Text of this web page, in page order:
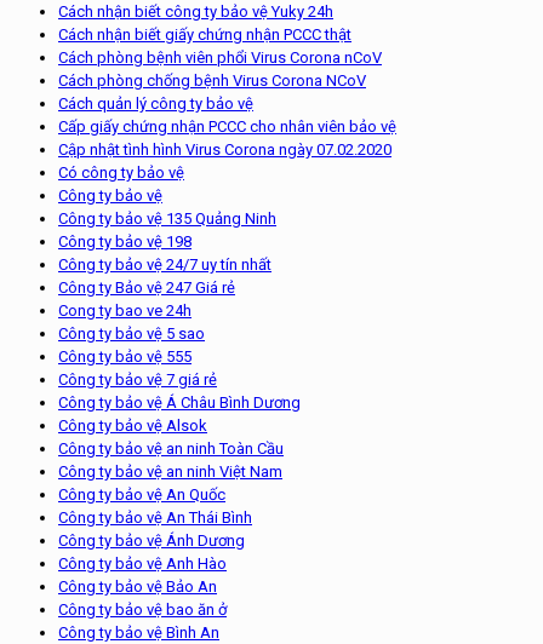
Cách nhận biết công ty bảo vệ Yuky 24h
Cách nhận biết giấy chứng nhận PCCC thật
Cách phòng bệnh viên phổi Virus Corona nCoV
Cách phòng chống bệnh Virus Corona NCoV
Cách quản lý công ty bảo vệ
Cấp giấy chứng nhận PCCC cho nhân viên bảo vệ
Cập nhật tình hình Virus Corona ngày 07.02.2020
Có công ty bảo vệ
Công ty bảo vệ
Công ty bảo vệ 135 Quảng Ninh
Công ty bảo vệ 198
Công ty bảo vệ 24/7 uy tín nhất
Công ty Bảo vệ 247 Giá rẻ
Cong ty bao ve 24h
Công ty bảo vệ 5 sao
Công ty bảo vệ 555
Công ty bảo vệ 7 giá rẻ
Công ty bảo vệ Á Châu Bình Dương
Công ty bảo vệ Alsok
Công ty bảo vệ an ninh Toàn Cầu
Công ty bảo vệ an ninh Việt Nam
Công ty bảo vệ An Quốc
Công ty bảo vệ An Thái Bình
Công ty bảo vệ Ánh Dương
Công ty bảo vệ Anh Hào
Công ty bảo vệ Bảo An
Công ty bảo vệ bao ăn ở
Công ty bảo vệ Bình An